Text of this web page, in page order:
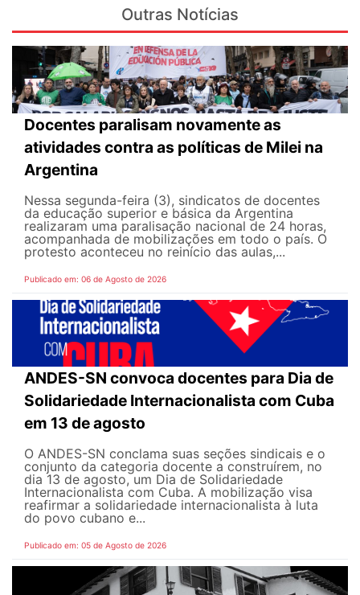
Outras Notícias
Docentes paralisam novamente as
atividades contra as políticas de Milei na
Argentina
Nessa segunda-feira (3), sindicatos de docentes
da educação superior e básica da Argentina
realizaram uma paralisação nacional de 24 horas,
acompanhada de mobilizações em todo o país. O
protesto aconteceu no reinício das aulas,...
Publicado em: 06 de Agosto de 2026
ANDES-SN convoca docentes para Dia de
Solidariedade Internacionalista com Cuba
em 13 de agosto
O ANDES-SN conclama suas seções sindicais e o
conjunto da categoria docente a construírem, no
dia 13 de agosto, um Dia de Solidariedade
Internacionalista com Cuba. A mobilização visa
reafirmar a solidariedade internacionalista à luta
do povo cubano e...
Publicado em: 05 de Agosto de 2026